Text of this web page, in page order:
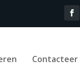
Contacteer